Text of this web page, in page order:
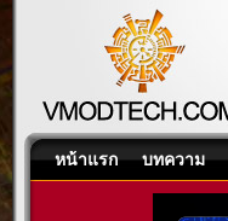
หน้าแรก บทความ